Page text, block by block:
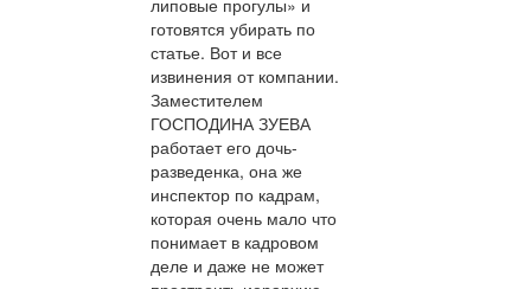
готовятся убирать по
статье. Вот и все
извинения от компании.
Заместителем
ГОСПОДИНА ЗУЕВА
работает его дочь-
разведенка, она же
инспектор по кадрам,
которая очень мало что
понимает в кадровом
деле и даже не может